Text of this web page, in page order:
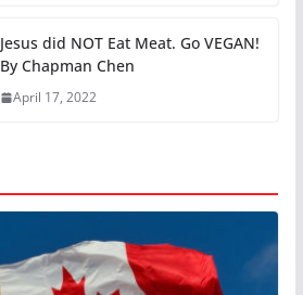
Jesus did NOT Eat Meat. Go VEGAN!
By Chapman Chen
April 17, 2022